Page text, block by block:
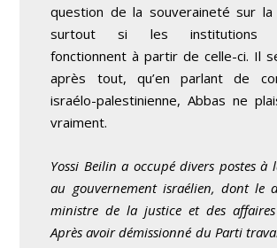
question de la souveraineté sur la
surtout si les institutions
fonctionnent à partir de celle-ci. Il
après tout, qu’en parlant de
israélo-palestinienne, Abbas ne
vraiment.
Yossi Beilin a occupé divers postes à
au gouvernement israélien, dont le
ministre de la justice et des affaires
Après avoir démissionné du Parti